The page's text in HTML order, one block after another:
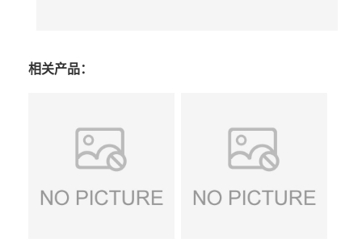
相关产品：